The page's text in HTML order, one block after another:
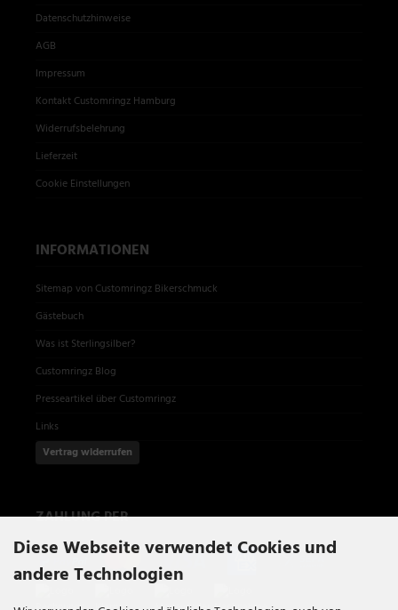
Datenschutzhinweise
AGB
Impressum
Kontakt Customringz Hamburg
Widerrufsbelehrung
Lieferzeit
Cookie Einstellungen
INFORMATIONEN
Sitemap von Customringz Bikerschmuck
Gästebuch
Was ist Sterlingsilber?
Customringz Blog
Presseartikel über Customringz
Links
Vertrag widerrufen
ZAHLUNG PER
Diese Webseite verwendet Cookies und
andere Technologien